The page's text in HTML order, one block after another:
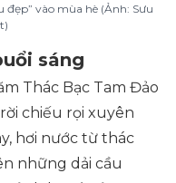
đẹp” vào mùa hè (Ảnh: Sưu
sáng
Thác Bạc Tam Đảo
chiếu rọi xuyên
hơi nước từ thác
những dải cầu